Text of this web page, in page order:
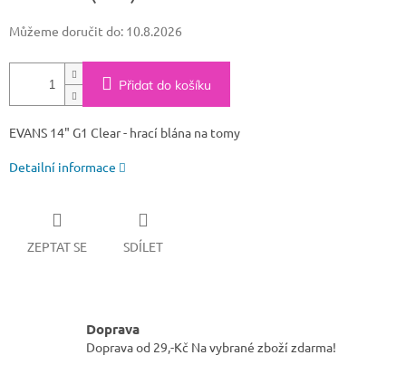
Můžeme doručit do: 10.8.2026
Přidat do košíku
EVANS 14" G1 Clear - hrací blána na tomy
Detailní informace
ZEPTAT SE SDÍLET
Doprava
Doprava od 29,-Kč Na vybrané zboží zdarma!